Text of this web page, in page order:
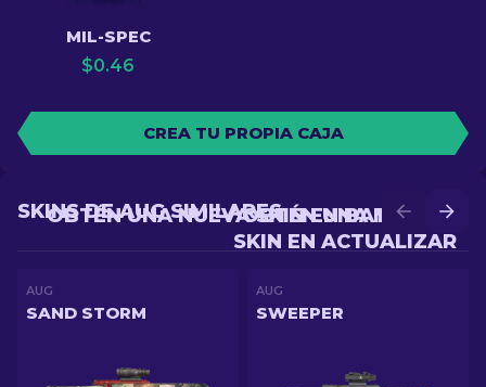
MIL-SPEC
$0.46
CREA TU PROPIA CAJA
OBTÉN UNA MEJOR
SKIN EN ACTUALIZAR
OBTÉN UNA NUEVA SKIN EN BATALLA
SKINS DE AUG SIMILARES
AUG
SAND STORM
AUG
SWEEPER